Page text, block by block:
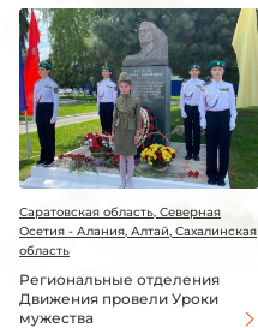
Саратовская область, Северная
Осетия - Алания, Алтай, Сахалинская
область
Региональные отделения
Движения провели Уроки
мужества